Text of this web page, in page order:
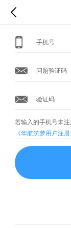
手机号
问题验证码
验证码
若输入的手机号未
《华航筑梦用户注册